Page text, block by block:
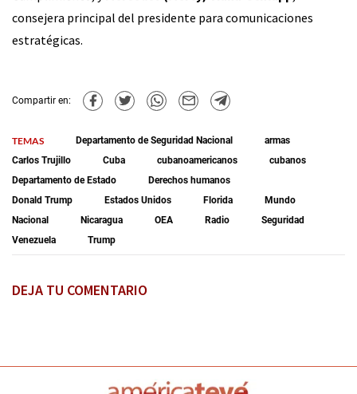
consejera principal del presidente para comunicaciones
estratégicas.
Compartir en:
TEMAS Departamento de Seguridad Nacional
armas
Carlos Trujillo
Cuba cubanoamericanos
cubanos
Departamento de Estado
Derechos humanos
Donald Trump
Estados Unidos Florida
Mundo
Nacional
Nicaragua OEA Radio
Seguridad
Venezuela
Trump
DEJA TU COMENTARIO